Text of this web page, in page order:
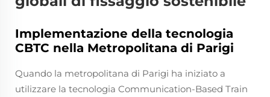
Implementazione della tecnologia
CBTC nella Metropolitana di Parigi
Quando la metropolitana di Parigi ha iniziato a
utilizzare la tecnologia Communication-Based Train